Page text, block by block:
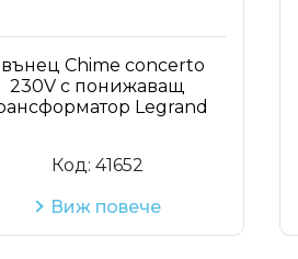
Chime concerto
230V с понижаващ
Legrand
Код: 41652
Виж повече